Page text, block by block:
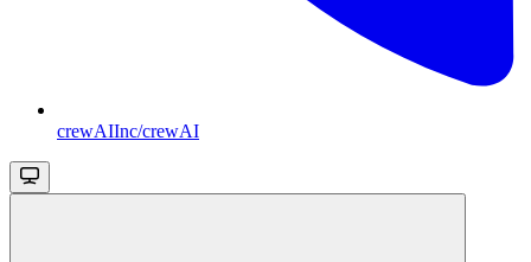
crewAIInc/crewAI